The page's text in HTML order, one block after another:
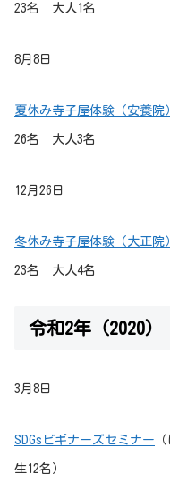
23名 大人1名
8月8日
夏休み寺子屋体験（安養院）
26名 大人3名
12月26日
冬休み寺子屋体験（大正院）
23名 大人4名
令和2年（2020）
3月8日
SDGsビギナーズセミナー
生12名）